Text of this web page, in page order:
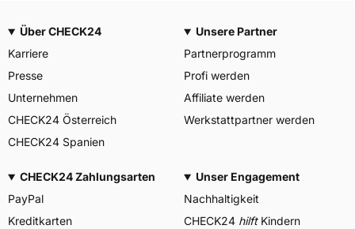
Über CHECK24
Karriere
Presse
Unternehmen
CHECK24 Österreich
CHECK24 Spanien
Unsere Partner
Partnerprogramm
Profi werden
Affiliate werden
Werkstattpartner werden
CHECK24 Zahlungsarten
PayPal
Kreditkarten
Unser Engagement
Nachhaltigkeit
CHECK24 hilftKindern